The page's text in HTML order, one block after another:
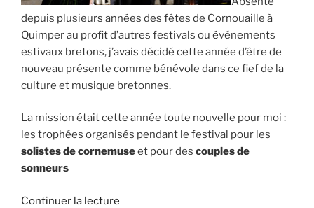
depuis plusieurs années des fêtes de Cornouaille à
Quimper au profit d’autres festivals ou événements
estivaux bretons, j’avais décidé cette année d’être de
nouveau présente comme bénévole dans ce fief de la
culture et musique bretonnes.
La mission était cette année toute nouvelle pour moi :
les trophées organisés pendant le festival pour les
solistes de cornemuseet pour des couples de
sonneurs
Continuer la lecture